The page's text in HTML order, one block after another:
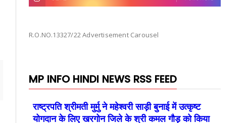
R.O.NO.13327/22 Advertisement Carousel
MP INFO HINDI NEWS RSS FEED